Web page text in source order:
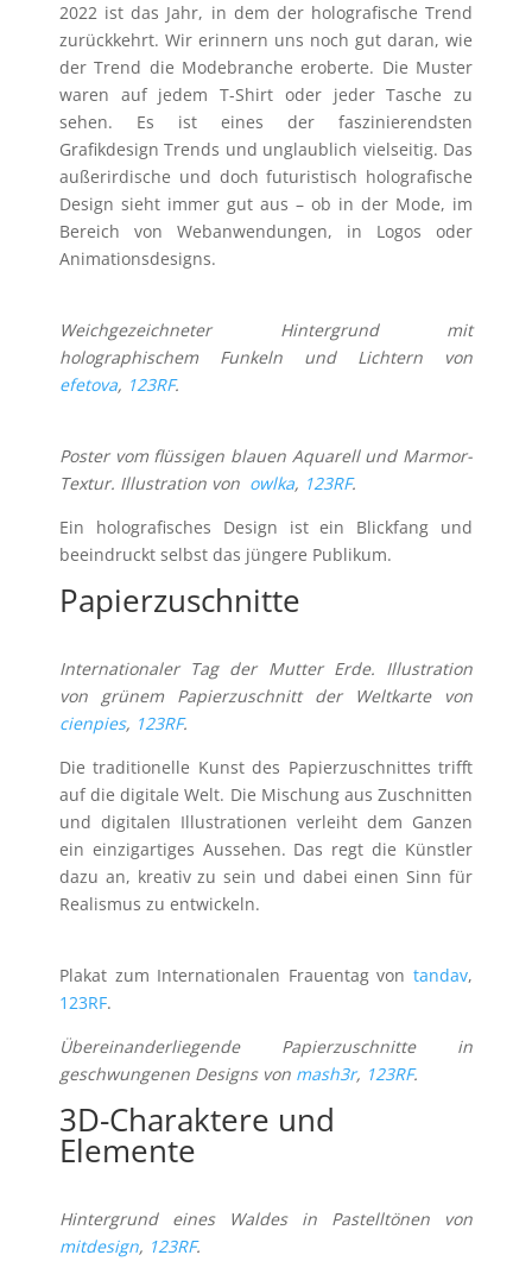
2022 ist das Jahr, in dem der holografische Trend
zurückkehrt. Wir erinnern uns noch gut daran, wie
der Trend die Modebranche eroberte. Die Muster
waren auf jedem T-Shirt oder jeder Tasche zu
sehen. Es ist eines der faszinierendsten
Grafikdesign Trends und unglaublich vielseitig. Das
außerirdische und doch futuristisch holografische
Design sieht immer gut aus – ob in der Mode, im
Bereich von Webanwendungen, in Logos oder
Animationsdesigns.
Weichgezeichneter Hintergrund mit
holographischem Funkeln und Lichtern von
efetova, 123RF.
Poster vom flüssigen blauen Aquarell und Marmor-
Textur. Illustration von owlka, 123RF.
Ein holografisches Design ist ein Blickfang und
beeindruckt selbst das jüngere Publikum.
Papierzuschnitte
Internationaler Tag der Mutter Erde. Illustration
von grünem Papierzuschnitt der Weltkarte von
cienpies, 123RF.
Die traditionelle Kunst des Papierzuschnittes trifft
auf die digitale Welt. Die Mischung aus Zuschnitten
und digitalen Illustrationen verleiht dem Ganzen
ein einzigartiges Aussehen. Das regt die Künstler
dazu an, kreativ zu sein und dabei einen Sinn für
Realismus zu entwickeln.
Plakat zum Internationalen Frauentag von tandav,
123RF.
Übereinanderliegende Papierzuschnitte in
geschwungenen Designs von mash3r, 123RF.
3D-Charaktere und
Elemente
Hintergrund eines Waldes in Pastelltönen von
mitdesign, 123RF.